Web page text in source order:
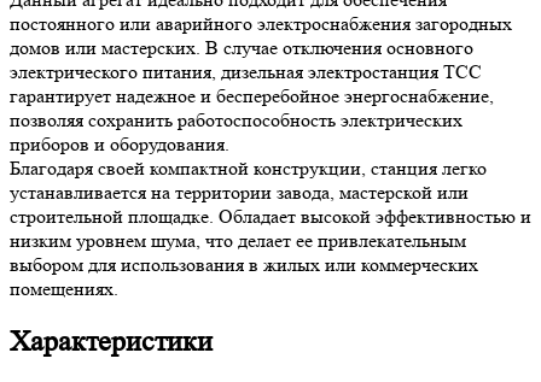
постоянного или аварийного электроснабжения загородных
домов или мастерских. В случае отключения основного
электрического питания, дизельная электростанция ТСС
гарантирует надежное и бесперебойное энергоснабжение,
позволяя сохранить работоспособность электрических
приборов и оборудования.
Благодаря своей компактной конструкции, станция легко
устанавливается на территории завода, мастерской или
строительной площадке. Обладает высокой эффективностью и
низким уровнем шума, что делает ее привлекательным
выбором для использования в жилых или коммерческих
помещениях.
Характеристики